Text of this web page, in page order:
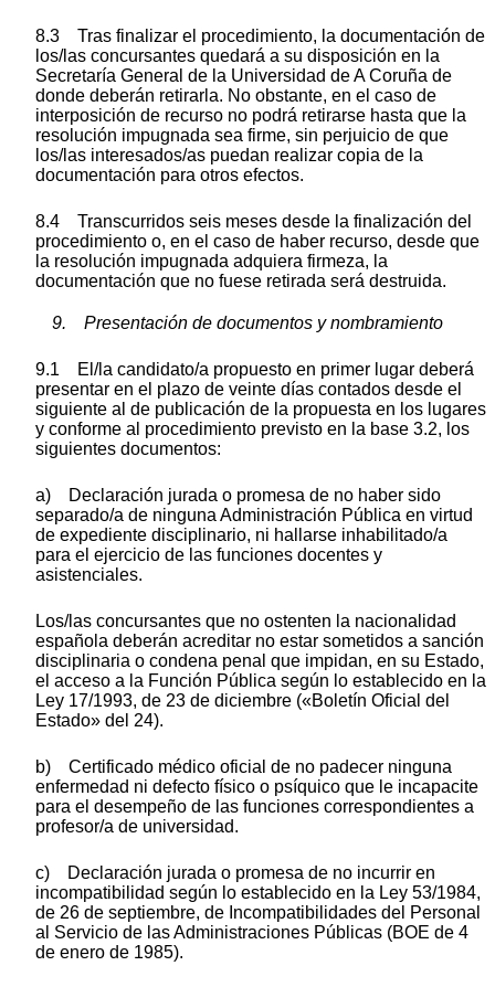
8.3 Tras finalizar el procedimiento, la documentación de
los/las concursantes quedará a su disposición en la
Secretaría General de la Universidad de A Coruña de
donde deberán retirarla. No obstante, en el caso de
interposición de recurso no podrá retirarse hasta que la
resolución impugnada sea firme, sin perjuicio de que
los/las interesados/as puedan realizar copia de la
documentación para otros efectos.
8.4 Transcurridos seis meses desde la finalización del
procedimiento o, en el caso de haber recurso, desde que
la resolución impugnada adquiera firmeza, la
documentación que no fuese retirada será destruida.
9. Presentación de documentos y nombramiento
9.1 El/la candidato/a propuesto en primer lugar deberá
presentar en el plazo de veinte días contados desde el
siguiente al de publicación de la propuesta en los lugares
y conforme al procedimiento previsto en la base 3.2, los
siguientes documentos:
a) Declaración jurada o promesa de no haber sido
separado/a de ninguna Administración Pública en virtud
de expediente disciplinario, ni hallarse inhabilitado/a
para el ejercicio de las funciones docentes y
asistenciales.
Los/las concursantes que no ostenten la nacionalidad
española deberán acreditar no estar sometidos a sanción
disciplinaria o condena penal que impidan, en su Estado,
el acceso a la Función Pública según lo establecido en la
Ley 17/1993, de 23 de diciembre («Boletín Oficial del
Estado» del 24).
b) Certificado médico oficial de no padecer ninguna
enfermedad ni defecto físico o psíquico que le incapacite
para el desempeño de las funciones correspondientes a
profesor/a de universidad.
c) Declaración jurada o promesa de no incurrir en
incompatibilidad según lo establecido en la Ley 53/1984,
de 26 de septiembre, de Incompatibilidades del Personal
al Servicio de las Administraciones Públicas (BOE de 4
de enero de 1985).